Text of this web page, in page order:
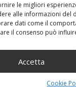
le migliori
alle informazioni del
dati come il
il consenso può
Accetta
Cookie